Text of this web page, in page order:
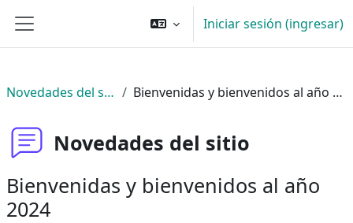
Pánel lateral
Iniciar sesión (ingresar)
Novedades del sitio Bienvenidas y bienvenidos al año 2024
Novedades del sitio
Bienvenidas y bienvenidos al año
2024